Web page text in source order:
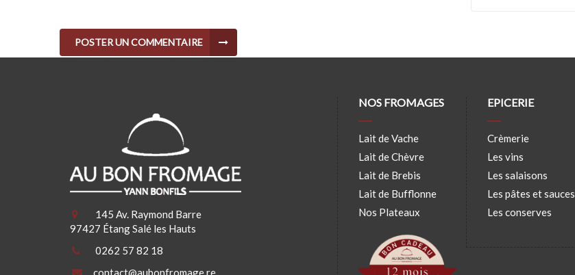
POSTER UN COMMENTAIRE
145 Av. Raymond Barre
97427 Étang Salé les Hauts
0262 57 82 18
contact@aubonfromage.re
NOS FROMAGES
Lait de Vache
Lait de Chèvre
Lait de Brebis
Lait de Bufflonne
Nos Plateaux
EPICERIE
Crèmerie
Les vins
Les salaisons
Les pâtes et sauces
Les conserves